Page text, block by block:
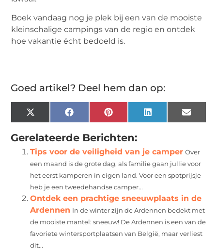
Boek vandaag nog je plek bij een van de mooiste
kleinschalige campings van de regio en ontdek
hoe vakantie écht bedoeld is.
Goed artikel? Deel hem dan op:
X
(Twitter)
FacebookPinterest LinkedIn Email
Gerelateerde Berichten:
Tips voor de veiligheid van je camper Over
een maand is de grote dag, als familie gaan jullie voor
het eerst kamperen in eigen land. Voor een spotprijsje
heb je een tweedehandse camper...
Ontdek een prachtige sneeuwplaats in de
Ardennen In de winter zijn de Ardennen bedekt met
de mooiste mantel: sneeuw! De Ardennen is een van de
favoriete wintersportplaatsen van België, maar verliest
dit...